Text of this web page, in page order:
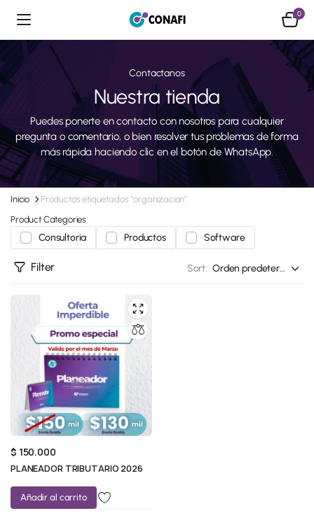
0
Contactanos
Nuestra tienda
Puedes ponerte en contacto con nosotros para cualquier
pregunta o comentario, o bien resolver tus problemas de forma
más rápida haciendo clic en el botón de WhatsApp.
Inicio
Productos etiquetados “organizacion”
Product Categories
Consultoria Productos Software
Filter Sort:
$ 150.000
PLANEADOR TRIBUTARIO 2026
Añadir al carrito